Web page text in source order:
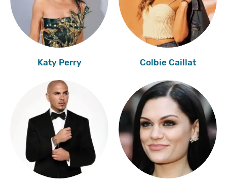
Katy Perry Colbie Caillat